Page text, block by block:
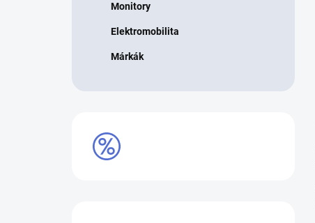
Monitory
Elektromobilita
Márkák